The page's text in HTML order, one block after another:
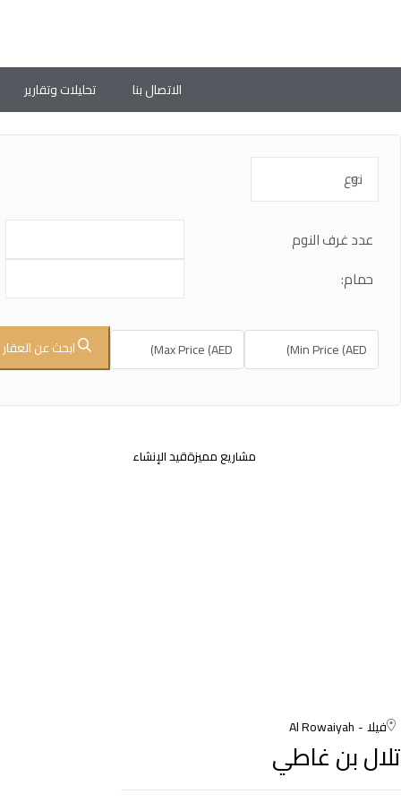
تحليلات وتقارير الاتصال بنا
عدد غرف النوم
حمام:
ابحث عن العقار
مشاريع مميزةقيد الإنشاء
فيلا Al Rowaiyah
تلال بن غاطي